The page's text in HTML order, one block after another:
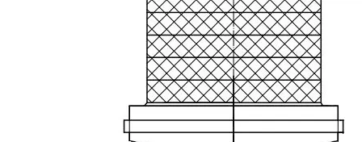
Estudio sobre inactivación de esporas bacterianas mediante tecnología ultrasónica
Actualmente, la investigación sobre la extracción de antioxidantes